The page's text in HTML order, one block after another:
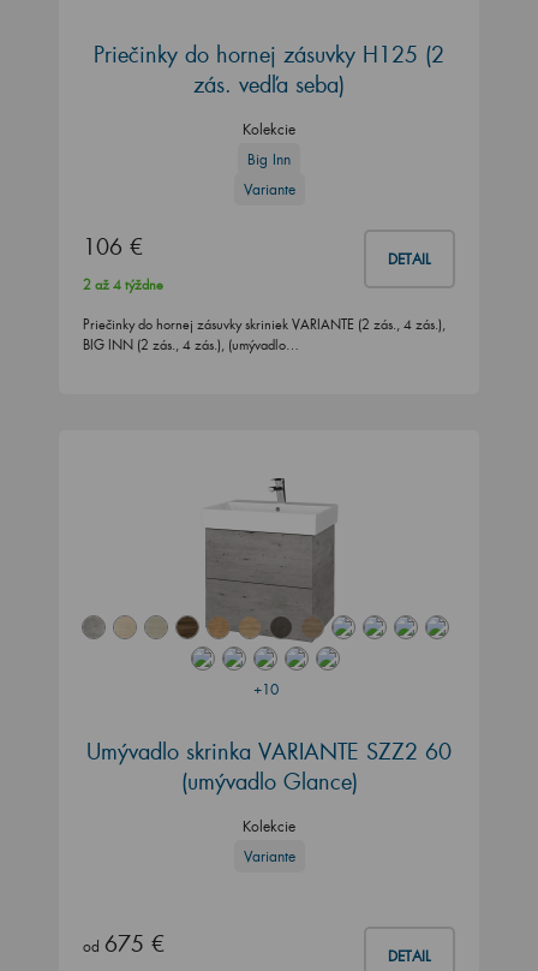
Priečinky do hornej zásuvky H125 (2
zás. vedľa seba)
Kolekcie
Big Inn
Variante
106 € DETAIL
2 až 4 týždne
Priečinky do hornej zásuvky skriniek VARIANTE (2 zás., 4 zás.),
BIG INN (2 zás., 4 zás.), (umývadlo…
+10
Umývadlo skrinka VARIANTE SZZ2 60
(umývadlo Glance)
Kolekcie
Variante
od 675 € DETAIL